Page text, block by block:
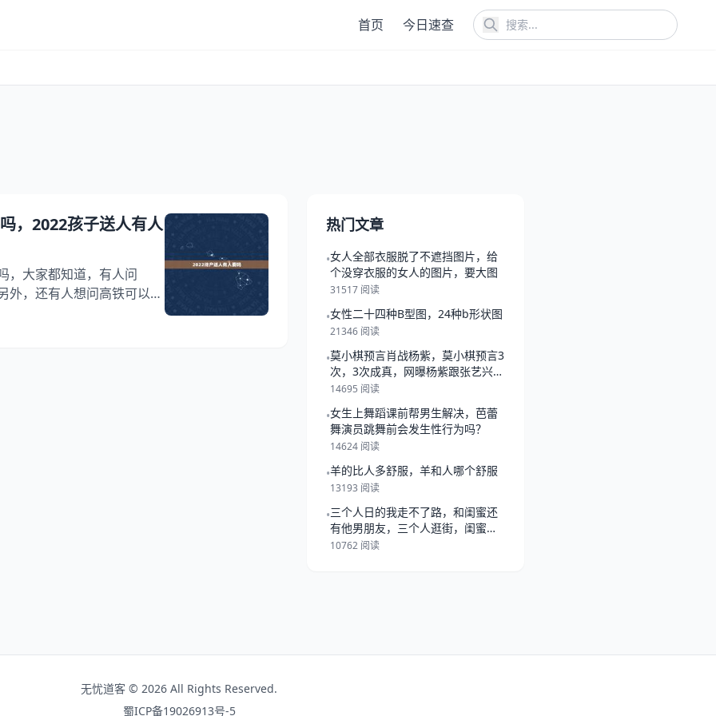
首页 今日速查
，2022孩子送人有人
，大家都知道，有人问
外，还有人想问高铁可以进
这是怎么回事？其实生孩
来看看孩子送人有人要
热门文章
•女人全部衣服脱了不遮挡图片，给
个没穿衣服的女人的图片，要大图
31517 阅读
•女性二十四种B型图，24种b形状图
21346 阅读
•莫小棋预言肖战杨紫，莫小棋预言3
次，3次成真，网曝杨紫跟张艺兴在
一起，
14695 阅读
•女生上舞蹈课前帮男生解决，芭蕾
舞演员跳舞前会发生性行为吗？
14624 阅读
•羊的比人多舒服，羊和人哪个舒服
13193 阅读
•三个人日的我走不了路，和闺蜜还
有他男朋友，三个人逛街，闺蜜总
是跟她男朋
10762 阅读
无忧道客 © 2026 All Rights Reserved.
蜀ICP备19026913号-5